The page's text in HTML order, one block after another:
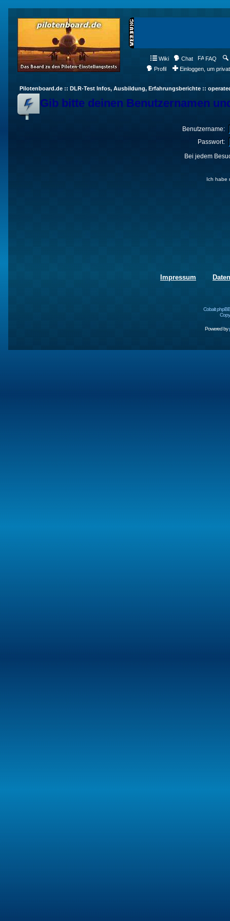
Wiki Chat FAQ
Profil
Einloggen, um
Pilotenboard.de :: DLR-Test Infos, Ausbildung, Erfahrungsberichte ::
Gib bitte deinen Benutzernamen
Benutzername:
Passwort:
Bei jedem
Ich habe
Impressum
Cobalt
Powered by